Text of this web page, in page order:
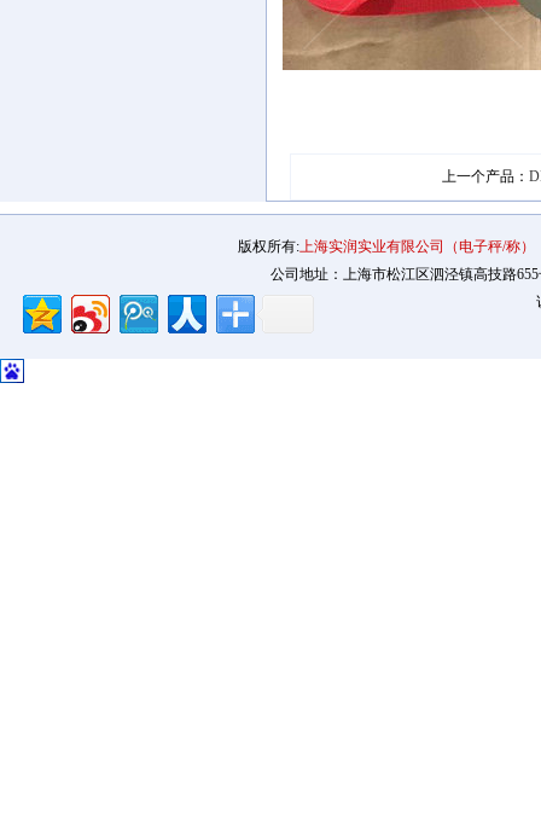
上一个产品：
版权所有:上海实润实业有限公司（电子秤/称）
公司地址：上海市松江区泗泾镇高技路655